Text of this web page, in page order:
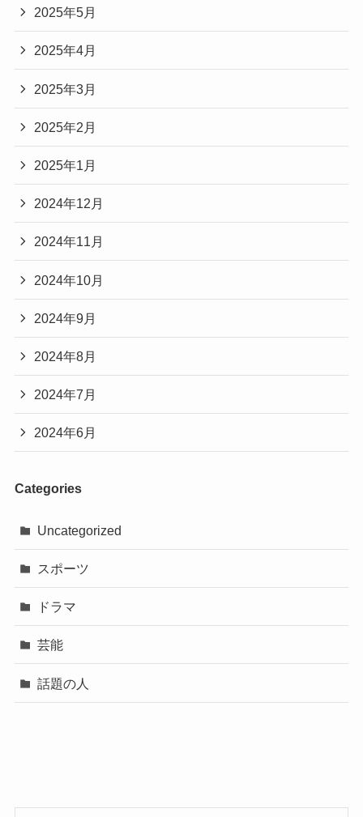
2025年5月
2025年4月
2025年3月
2025年2月
2025年1月
2024年12月
2024年11月
2024年10月
2024年9月
2024年8月
2024年7月
2024年6月
Categories
Uncategorized
スポーツ
ドラマ
芸能
話題の人